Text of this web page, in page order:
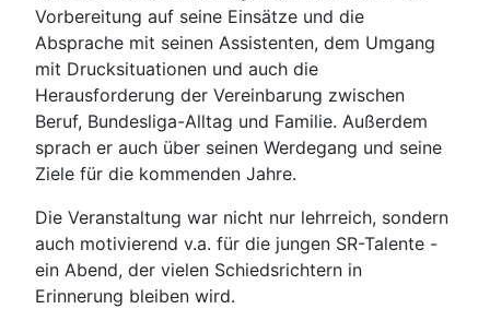
Vorbereitung auf seine Einsätze und die
Absprache mit seinen Assistenten, dem Umgang
mit Drucksituationen und auch die
Herausforderung der Vereinbarung zwischen
Beruf, Bundesliga-Alltag und Familie. Außerdem
sprach er auch über seinen Werdegang und seine
Ziele für die kommenden Jahre.
Die Veranstaltung war nicht nur lehrreich, sondern
auch motivierend v.a. für die jungen SR-Talente -
ein Abend, der vielen Schiedsrichtern in
Erinnerung bleiben wird.